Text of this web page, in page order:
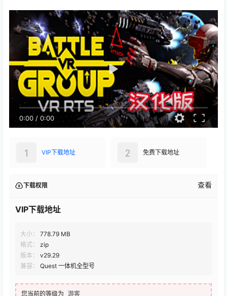
0:00 / 0:00
VIP下载地址
1 免费下载地址
2
下载权限 查看
VIP下载地址
大小：
778.79 MB
格式：
zip
版本：
v29.29
兼容：
Quest 一体机全型号
您当前的等级为 游客